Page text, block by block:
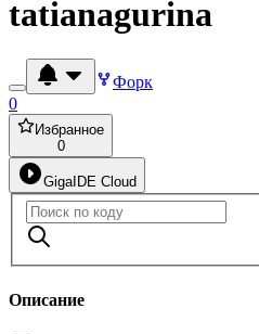
tatianagurina
Форк
0
Избранное
0
GigaIDE Cloud
Описание